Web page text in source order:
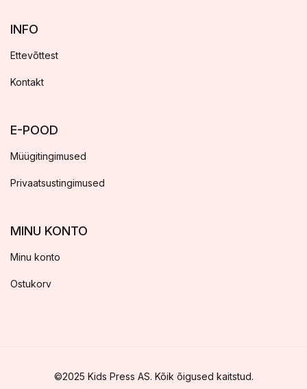
INFO
Ettevõttest
Kontakt
E-POOD
Müügitingimused
Privaatsustingimused
MINU KONTO
Minu konto
Ostukorv
©2025 Kids Press AS. Kõik õigused kaitstud.